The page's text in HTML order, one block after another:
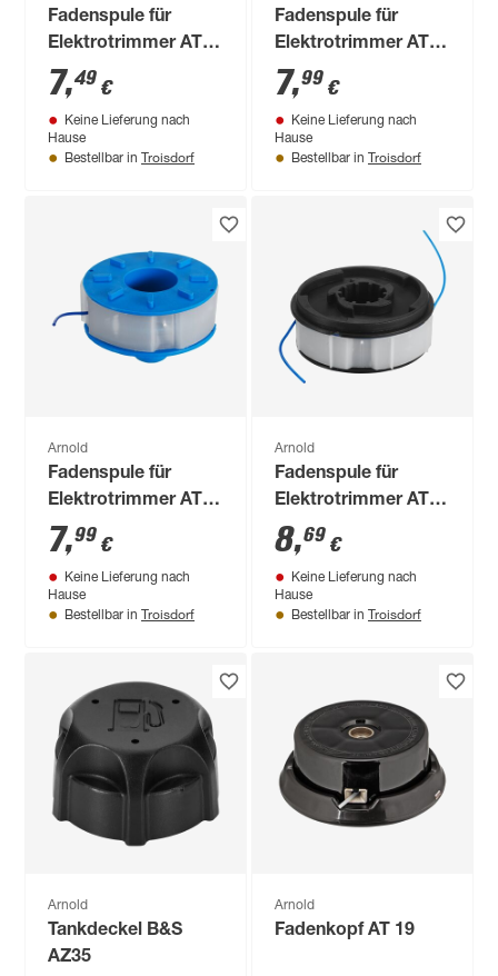
Fadenspule für
Elektrotrimmer AT
4.5
7,49 €
Keine Lieferung nach
Hause
Bestellbar in Troisdorf
Fadenspule für
Elektrotrimmer AT
4.0
7,99 €
Keine Lieferung nach
Hause
Bestellbar in Troisdorf
Arnold
Fadenspule für
Elektrotrimmer AT
4.1
7,99 €
Keine Lieferung nach
Hause
Bestellbar in Troisdorf
Arnold
Fadenspule für
Elektrotrimmer AT
3.9
8,69 €
Keine Lieferung nach
Hause
Bestellbar in Troisdorf
Arnold
Tankdeckel B&S
AZ35
Arnold
Fadenkopf AT 19